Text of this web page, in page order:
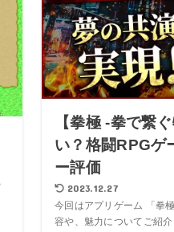
【拳極 -拳で繋
い？格闘RPGゲ
ー評価
2023.12.27
今回はアプリゲーム 「拳
容や、魅力についてご紹